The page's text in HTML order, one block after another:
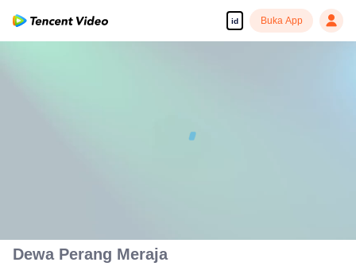
id Buka App
Dewa Perang Meraja